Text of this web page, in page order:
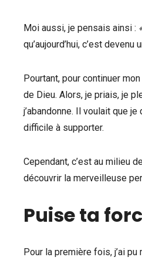
Moi aussi, je pensais ainsi :
qu’aujourd’hui, c’est
Pourtant, pour continuer
de Dieu. Alors, je priais, je
j’abandonne. Il voulait que
difficile à supporter.
Cependant, c’est au milieu
découvrir la merveilleuse
Puise ta
Pour la première fois, j’ai